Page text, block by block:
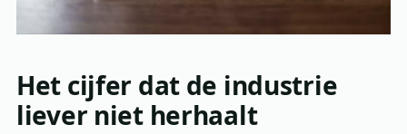
Het cijfer dat de industrie
liever niet herhaalt